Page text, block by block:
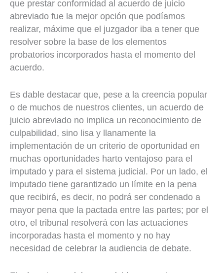
que prestar conformidad al acuerdo de juicio
abreviado fue la mejor opción que podíamos
realizar, máxime que el juzgador iba a tener que
resolver sobre la base de los elementos
probatorios incorporados hasta el momento del
acuerdo.
Es dable destacar que, pese a la creencia popular
o de muchos de nuestros clientes, un acuerdo de
juicio abreviado no implica un reconocimiento de
culpabilidad, sino lisa y llanamente la
implementación de un criterio de oportunidad en
muchas oportunidades harto ventajoso para el
imputado y para el sistema judicial. Por un lado, el
imputado tiene garantizado un límite en la pena
que recibirá, es decir, no podrá ser condenado a
mayor pena que la pactada entre las partes; por el
otro, el tribunal resolverá con las actuaciones
incorporadas hasta el momento y no hay
necesidad de celebrar la audiencia de debate.